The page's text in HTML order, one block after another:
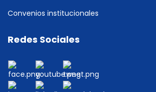
Convenios institucionales
Redes Sociales